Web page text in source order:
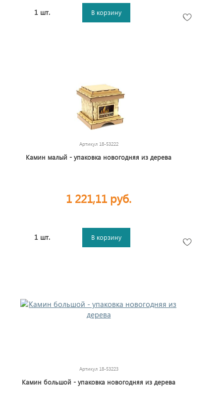
1 шт. В корзину
Артикул 18-53222
Камин малый - упаковка новогодняя из дерева
1 221,11 руб.
1 шт. В корзину
Артикул 18-53223
Камин большой - упаковка новогодняя из дерева